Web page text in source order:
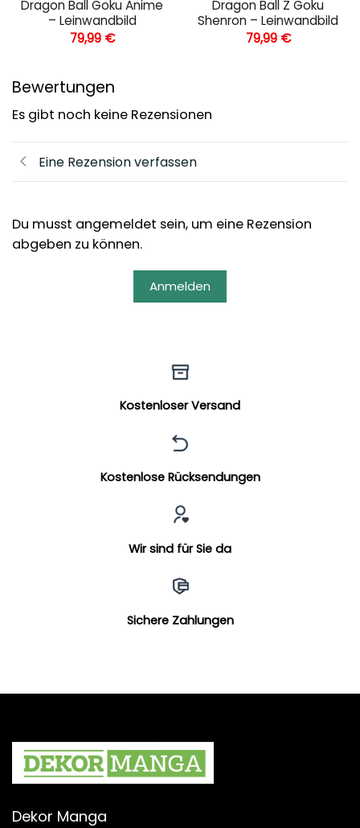
Dragon Ball Goku Anime
– Leinwandbild
79,99 €
Dragon Ball Z Goku
Shenron – Leinwandbild
79,99 €
Bewertungen
Es gibt noch keine Rezensionen
Eine Rezension verfassen
Du musst angemeldet sein, um eine Rezension
abgeben zu können.
Anmelden
Kostenloser Versand
Kostenlose Rücksendungen
Wir sind für Sie da
Sichere Zahlungen
Dekor Manga